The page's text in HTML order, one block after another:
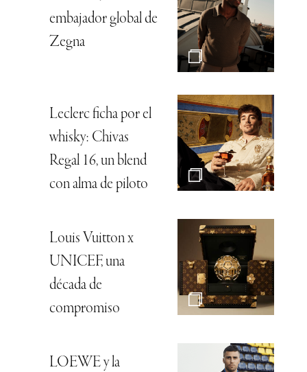
embajador global de
Zegna
Leclerc ficha por el
whisky: Chivas
Regal 16, un blend
con alma de piloto
Louis Vuitton x
UNICEF, una
década de
compromiso
LOEWE y la